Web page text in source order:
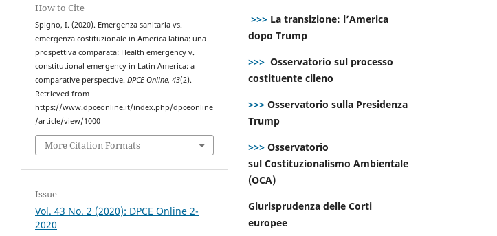
How to Cite
Spigno, I. (2020). Emergenza sanitaria vs.
emergenza costituzionale in America latina: una
prospettiva comparata: Health emergency v.
constitutional emergency in Latin America: a
comparative perspective.DPCE Online,43(2).
Retrieved from
https://www.dpceonline.it/index.php/dpceonline
/article/view/1000
More Citation Formats
Issue
Vol. 43 No. 2 (2020): DPCE Online 2-
2020
>>> La transizione: l’America
dopo Trump
>>> Osservatorio sul processo
costituente cileno
>>> Osservatorio sulla Presidenza
Trump
>>> Osservatorio
sul Costituzionalismo Ambientale
(OCA)
Giurisprudenza delle Corti
europee